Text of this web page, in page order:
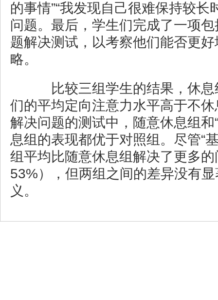
的事情”“我发现自己很难保持较长
问题。最后，学生们完成了一项
题解决测试，以考察他们能否更
略。
比较三组学生的结果，休息
们的平均定向注意力水平高于不
解决问题的测试中，随意休息组和
息组的表现都优于对照组。尽管“
组平均比随意休息组解决了更多
53%），但两组之间的差异没有
义。